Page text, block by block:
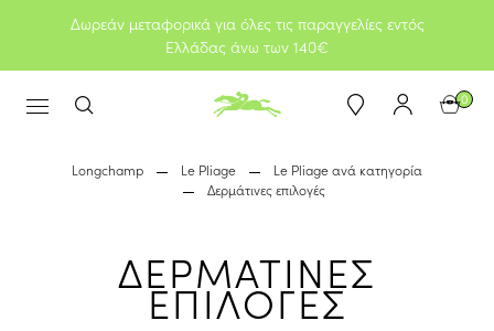
Δωρεάν μεταφορικά για όλες τις παραγγελίες εντός
Ελλάδας άνω των 140€
0
Longchamp Le Pliage
Le Pliage ανά κατηγορία
Δερμάτινες επιλογές
ΔΕΡΜΑΤΙΝΕΣ
ΕΠΙΛΟΓΕΣ